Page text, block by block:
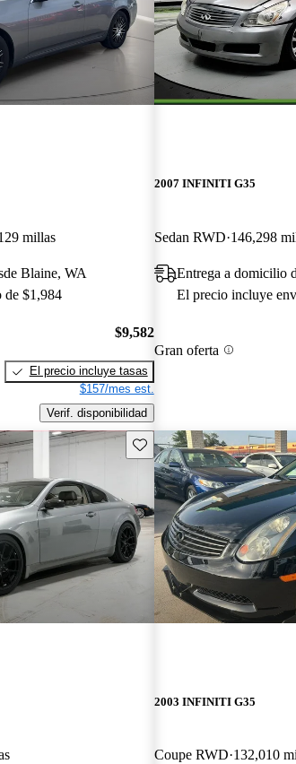
millas
Blaine, WA
de $1,984
$9,582
El precio incluye tasas
$157/mes est.
Verif. disponibilidad
2007 INFINITI G35
Sedan RWD 146,298
Entrega a domicilio
El precio incluye
Gran oferta
Guarda este Aviso
2003 INFINITI G35
Coupe RWD 132,010